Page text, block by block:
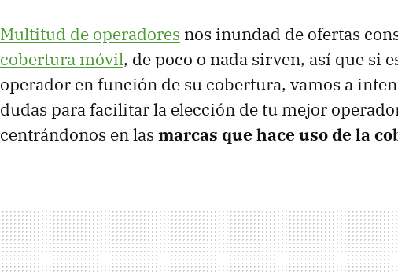
Multitud de operadores nos inundad de ofertas
cobertura móvil, de poco o nada sirven, así que si
operador en función de su cobertura, vamos a
dudas para facilitar la elección de tu mejor
centrándonos en las marcas que hace uso de la